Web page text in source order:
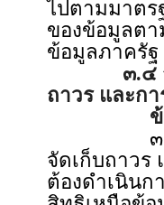
ไปตามมาต
ของข้อมูลตา
ข้อมูลภาครัฐ
๓.๔
ถาวร และก
๓.๔.๑ ก
จัดเก็บถาวร
ต้องดำเนินก